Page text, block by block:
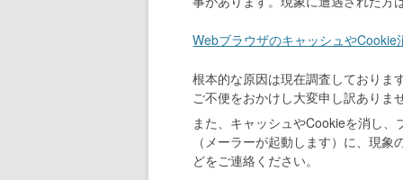
WebブラウザのキャッシュやCookie
根本的な原因は現在調査しておりま
ご不便をおかけし大変申し訳ありま
また、キャッシュやCookieを消し
（メーラーが起動します）に、現
どをご連絡ください。